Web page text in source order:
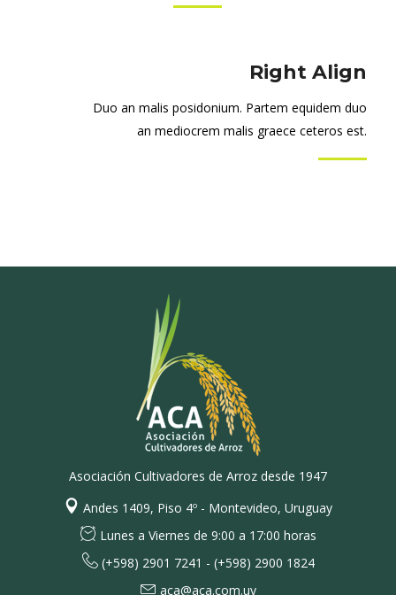
Right Align
Duo an malis posidonium. Partem equidem duo
an mediocrem malis graece ceteros est.
Asociación Cultivadores de Arroz desde 1947
Andes 1409, Piso 4º - Montevideo, Uruguay
Lunes a Viernes de 9:00 a 17:00 horas
(+598) 2901 7241 - (+598) 2900 1824
aca@aca.com.uy